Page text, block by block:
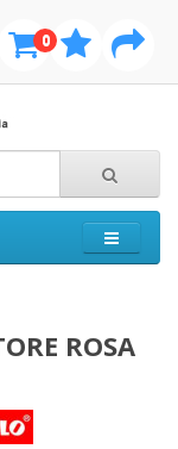
0
ROSA